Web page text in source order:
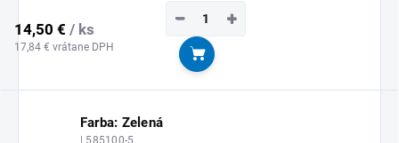
14,50 € / ks
17,84 € vrátane DPH
+
−
Do košíka
Farba: Zelená
| 585100-5